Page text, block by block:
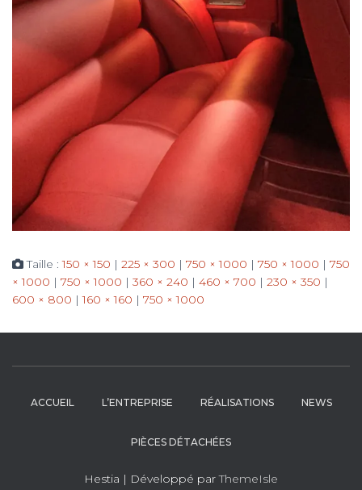
Taille :150 × 150 | 225 × 300 | 750 × 1000 | 750 × 1000 | 750
× 1000 | 750 × 1000 | 360 × 240 | 460 × 700 | 230 × 350 |
600 × 800 | 160 × 160 | 750 × 1000
ACCUEIL L’ENTREPRISE RÉALISATIONS NEWS
PIÈCES DÉTACHÉES
Hestia | Développé parThemeIsle